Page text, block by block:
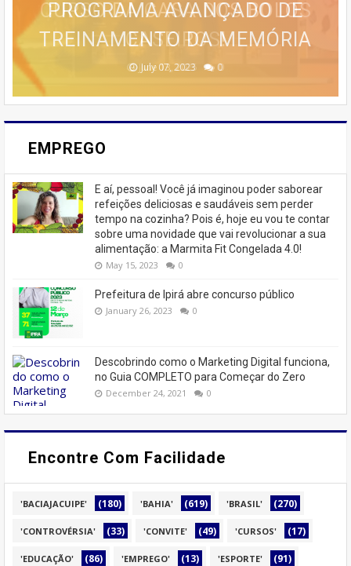
🚨 ÚLTIMAS VAGAS EM IPIRÁ!
🚨
February 23, 2026
EMAGRECER SEM SAIR DE
CASA
August 10, 2025
CURSO DA CASA DOS BOLOS
CASEIROS!
June 13, 2025 0
PROGRAMA AVANÇADO DE
TREINAMENTO DA MEMÓRIA
July 07, 2023 0
ESTRATÉGIAS AVANÇADAS DE
MARKETING 6.0.
June 07, 2023 0
EMPREGO
E aí, pessoal! Você já imaginou poder saborear
refeições deliciosas e saudáveis ​​sem perder
tempo na cozinha? Pois é, hoje eu vou te contar
sobre uma novidade que vai revolucionar a sua
alimentação: a Marmita Fit Congelada 4.0!
May 15, 2023 0
Prefeitura de Ipirá abre concurso público
January 26, 2023 0
Descobrindo como o Marketing Digital funciona,
no Guia COMPLETO para Começar do Zero
December 24, 2021 0
Encontre Com Facilidade
'BACIAJACUIPE' (180) 'BAHIA' (619) 'BRASIL' (270)
'CONTROVÉRSIA' (33) 'CONVITE' (49) 'CURSOS' (17)
'EDUCAÇÃO' (86) 'EMPREGO' (13) 'ESPORTE' (91)